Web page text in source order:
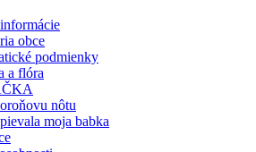
obce
podmienky
a flóra
nôtu
moja babka